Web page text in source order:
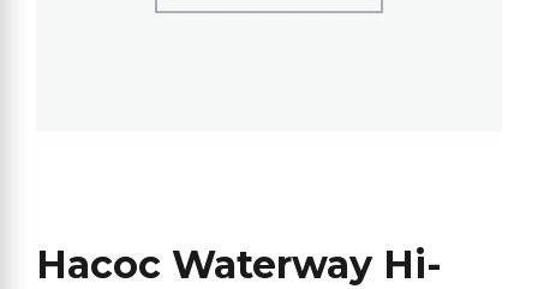
Насос Waterway Hi-